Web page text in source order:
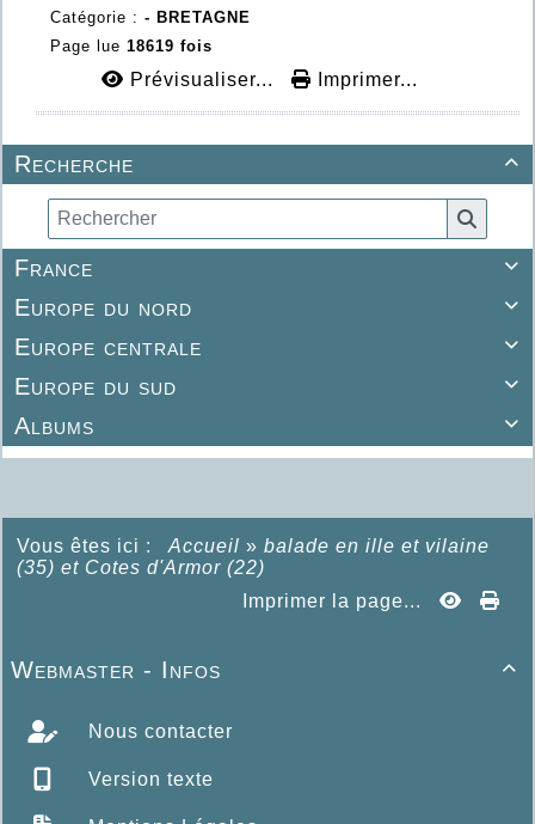

Recherche

France

Europe du nord

Europe centrale

Europe du sud

Albums
Catégorie : - BRETAGNE
Page lue 18619 fois
Prévisualiser... Imprimer...
Vous êtes ici : Accueil » balade en ille et vilaine
(35) et Cotes d'Armor (22)
Imprimer la page...

Webmaster - Infos
Nous contacter
Version texte